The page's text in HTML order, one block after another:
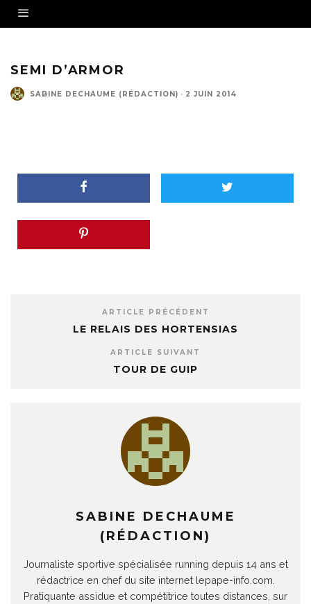
SEMI D’ARMOR
SABINE DECHAUME (RÉDACTION) · 2 JUIN 2014
ARTICLE PRÉCÉDENT
LE RELAIS DES HORTENSIAS
ARTICLE SUIVANT
TOUR DE GUIP
SABINE DECHAUME
(RÉDACTION)
Journaliste sportive spécialisée running depuis 14 ans et
rédactrice en chef du site internet lepape-info.com.
Pratiquante assidue et compétitrice toutes distances, sur